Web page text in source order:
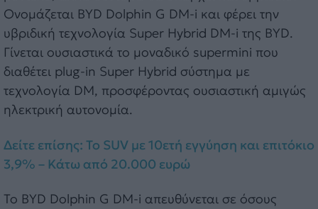
Ονομάζεται BYD Dolphin G DM-i και φέρει την
υβριδική τεχνολογία Super Hybrid DM-i της BYD.
Γίνεται ουσιαστικά το μοναδικό supermini που
διαθέτει plug-in Super Hybrid σύστημα με
τεχνολογία DM, προσφέροντας ουσιαστική αμιγώς
ηλεκτρική αυτονομία.
Δείτε επίσης: Το SUV με 10ετή εγγύηση και επιτόκιο
3,9% – Κάτω από 20.000 ευρώ
Το BYD Dolphin G DM-i απευθύνεται σε όσους